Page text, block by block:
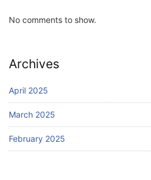
No comments to show.
Archives
April 2025
March 2025
February 2025